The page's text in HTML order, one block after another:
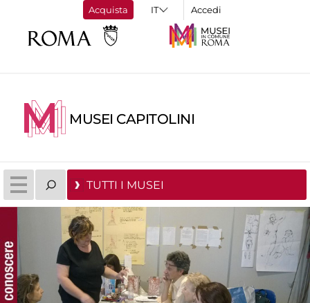
Acquista Accedi
MUSEI CAPITOLINI
TUTTI I MUSEI